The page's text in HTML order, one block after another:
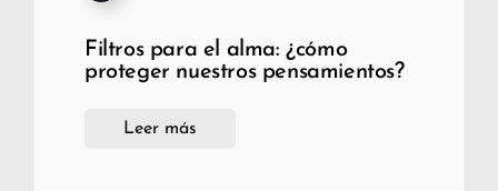
Filtros para el alma: ¿cómo
proteger nuestros pensamientos?
Leer más